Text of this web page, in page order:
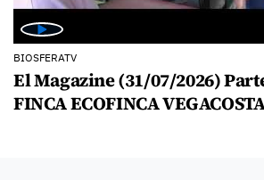
BIOSFERATV
El Magazine (31/07/2026)
FINCA ECOFINCA